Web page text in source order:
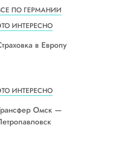
ПО ГЕРМАНИИ
ИНТЕРЕСНО
в Европу
ИНТЕРЕСНО
Омск —